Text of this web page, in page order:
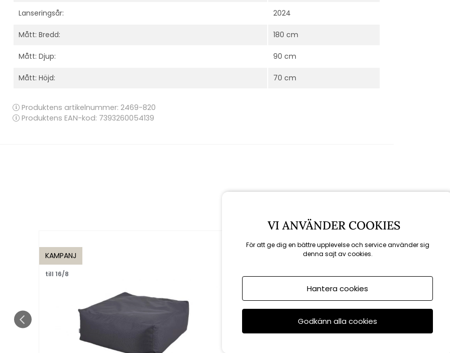
Lanseringsår: 2024
Mått: Bredd: 180 cm
Mått: Djup: 90 cm
Mått: Höjd: 70 cm
Produktens artikelnummer: 2469-820
Produktens EAN-kod: 7393260054139
KAMPANJ
till 16/8
VI ANVÄNDER COOKIES
För att ge dig en bättre upplevelse och service använder sig
denna sajt av cookies.
Hantera cookies
Godkänn alla cookies